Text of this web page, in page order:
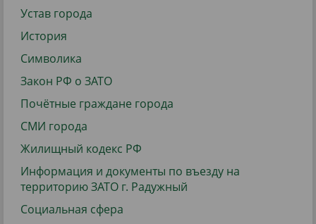
Устав города
История
Символика
Закон РФ о ЗАТО
Почётные граждане города
СМИ города
Жилищный кодекс РФ
Информация и документы по въезду на
территорию ЗАТО г. Радужный
Социальная сфера